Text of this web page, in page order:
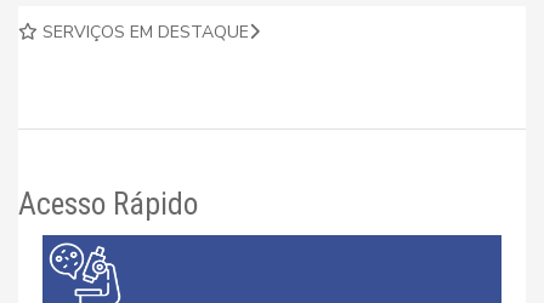
SERVIÇOS EM DESTAQUE
Acesso Rápido